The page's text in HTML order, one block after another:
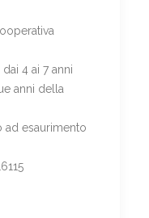
4 ai 7 anni
anni della
ad esaurimento